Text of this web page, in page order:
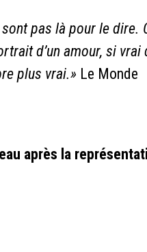
sont pas là pour le dire.
d’un amour, si vrai
plus vrai.» Le Monde
après la